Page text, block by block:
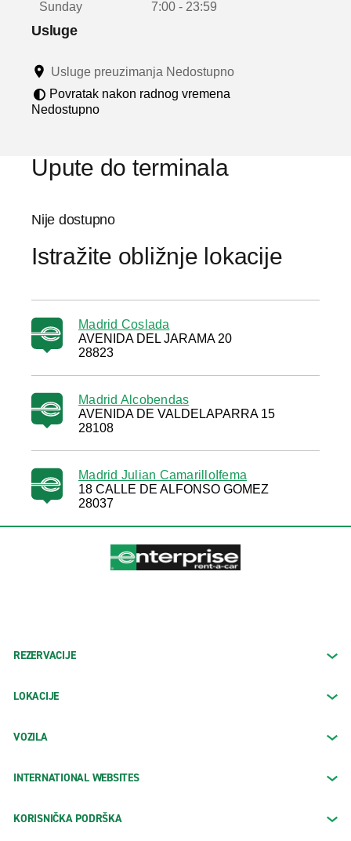
u
Sunday 7:00 - 23:59
Usluge
Usluge preuzimanja Nedostupno
Povratak nakon radnog vremena
Nedostupno
Upute do terminala
Nije dostupno
Istražite obližnje lokacije
Madrid Coslada
AVENIDA DEL JARAMA 20
28823
Madrid Alcobendas
AVENIDA DE VALDELAPARRA 15
28108
Madrid Julian CamarilloIfema
18 CALLE DE ALFONSO GOMEZ
28037
REZERVACIJE
LOKACIJE
VOZILA
INTERNATIONAL WEBSITES
KORISNIČKA PODRŠKA